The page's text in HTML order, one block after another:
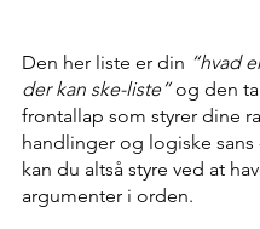
Den her liste er din “hvad
der kan ske-liste” og den
frontallap som styrer dine
handlinger og logiske sans
kan du altså styre ved at
argumenter i orden.